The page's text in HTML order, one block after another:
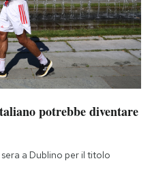
potrebbe diventare
a Dublino per il titolo